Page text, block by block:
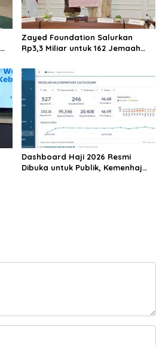
Zayed Foundation Salurkan
Rp3,3 Miliar untuk 162 Jemaah
Sama Haji RI–UEA
Dashboard Haji 2026 Resmi
Dibuka untuk Publik, Kemenhaj